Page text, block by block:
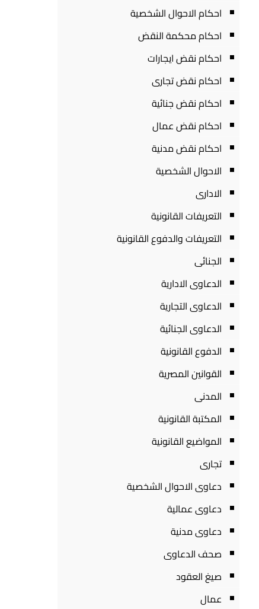
احكام الاحوال الشخصية
احكام محكمة النقض
احكام نقض ايجارات
احكام نقض تجارى
احكام نقض جنائية
احكام نقض عمال
احكام نقض مدنية
الاحوال الشخصية
الادارى
التعريفات القانونية
التعريفات والدفوع القانونية
الجنائى
الدعاوى الادارية
الدعاوى التجارية
الدعاوى الجنائية
الدفوع القانونية
القوانين المصرية
المدنى
المكتبة القانونية
المواضيع القانونية
تجارى
دعاوى الاحوال الشخصية
دعاوى عمالية
دعاوى مدنية
صحف الدعاوى
صيغ العقود
عمال